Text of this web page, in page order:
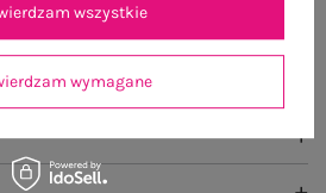
wymagane
wszystkie